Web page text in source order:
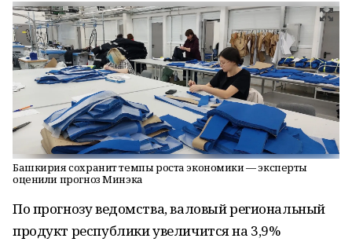
Башкирия сохранит темпы роста экономики — эксперты
оценили прогноз Минэка
По прогнозу ведомства, валовый региональный
продукт республики увеличится на 3,9%